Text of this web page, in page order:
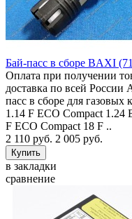
Бай-пасс в сборе BAXI
Оплата при получении
доставка по всей России
пасс в сборе для
1.14 F ECO Compact 1.24
F ECO Compact 18 F ..
2 110 руб. 2 005 руб.
в закладки
сравнение